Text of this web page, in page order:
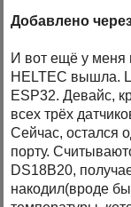
Добавлено
И вот ещё у меня
HELTEC вышла.
ESP32. Девайс,
всех трёх
Сейчас, остался
порту.
DS18B20,
накодил(вроде